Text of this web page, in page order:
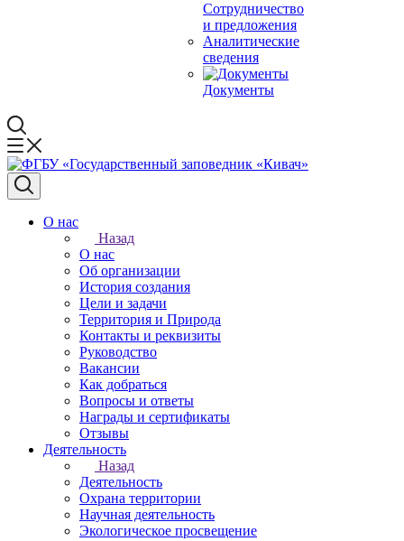
Сотрудничество
и предложения
Аналитические
сведения
Документы
О нас
Назад
О нас
Об организации
История создания
Цели и задачи
Территория и Природа
Контакты и реквизиты
Руководство
Вакансии
Как добраться
Вопросы и ответы
Награды и сертификаты
Отзывы
Деятельность
Назад
Деятельность
Охрана территории
Научная деятельность
Экологическое просвещение